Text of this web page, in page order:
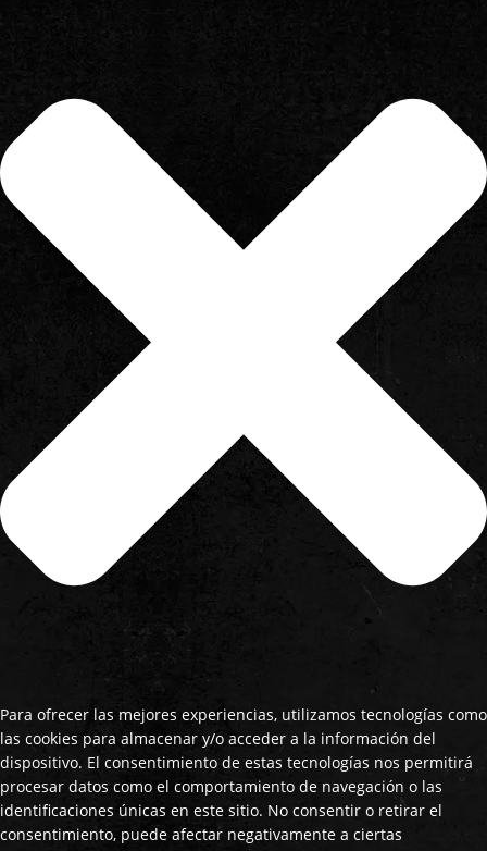
Para ofrecer las mejores experiencias, utilizamos tecnologías como
las cookies para almacenar y/o acceder a la información del
dispositivo. El consentimiento de estas tecnologías nos permitirá
procesar datos como el comportamiento de navegación o las
identificaciones únicas en este sitio. No consentir o retirar el
consentimiento, puede afectar negativamente a ciertas